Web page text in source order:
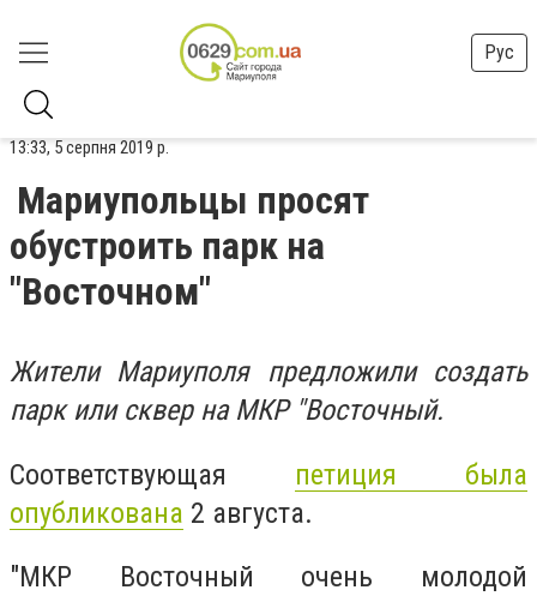
Рус
13:33, 5 серпня 2019 р.
Мариупольцы просят
обустроить парк на
"Восточном"
Жители Мариуполя предложили создать
парк или сквер на МКР "Восточный.
Соответствующая петиция была
опубликована 2 августа.
"МКР Восточный очень молодой